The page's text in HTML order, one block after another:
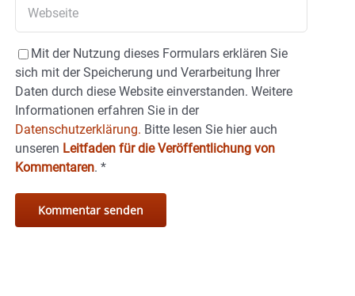
Mit der Nutzung dieses Formulars erklären Sie
sich mit der Speicherung und Verarbeitung Ihrer
Daten durch diese Website einverstanden. Weitere
Informationen erfahren Sie in der
Datenschutzerklärung. Bitte lesen Sie hier auch
unseren Leitfaden für die Veröffentlichung von
Kommentaren. *